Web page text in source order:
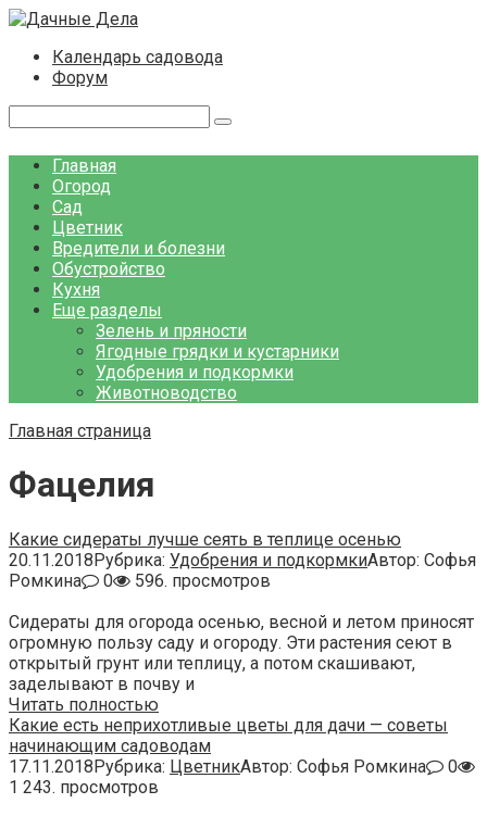
Перейти
контентуКалендарь садовода
Форум
Главная
Огород
Сад
Цветник
Вредители и болезни
Обустройство
Кухня
Еще разделы
Зелень и пряности
Ягодные грядки и кустарники
Удобрения и подкормки
Животноводство
Главная страница
Фацелия
Какие сидераты лучше сеять в теплице осенью
20.11.2018Рубрика: Удобрения и подкормкиАвтор: Софья
Ромкина
0
596. просмотров
Сидераты для огорода осенью, весной и летом приносят
огромную пользу саду и огороду. Эти растения сеют в
открытый грунт или теплицу, а потом скашивают,
заделывают в почву и
Читать полностью
Какие есть неприхотливые цветы для дачи — советы
начинающим садоводам
17.11.2018Рубрика: ЦветникАвтор: Софья Ромкина
0
1 243. просмотров